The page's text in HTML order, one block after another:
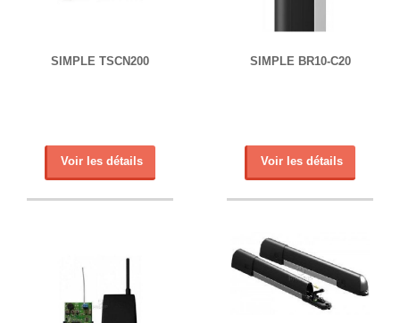
SIMPLE TSCN200
Voir les détails
SIMPLE BR10-C20
Voir les détails